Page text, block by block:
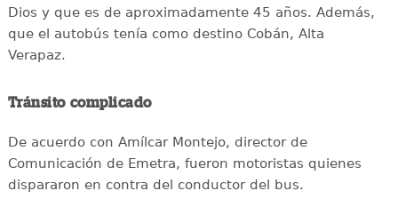
Dios y que es de aproximadamente 45 años. Además,
que el autobús tenía como destino Cobán, Alta
Verapaz.
Tránsito complicado
De acuerdo con Amílcar Montejo, director de
Comunicación de Emetra, fueron motoristas quienes
dispararon en contra del conductor del bus.